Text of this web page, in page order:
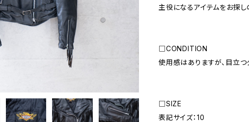
主役になるアイテムをお探し
□CONDITION
使用感はありますが、目立つ
□SIZE
表記サイズ：10